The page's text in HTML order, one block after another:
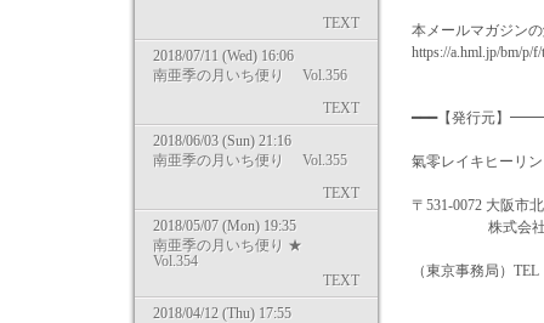
TEXT
2018/07/11 (Wed) 16:06
南亜季の月いち便り Vol.356
TEXT
2018/06/03 (Sun) 21:16
南亜季の月いち便り Vol.355
TEXT
2018/05/07 (Mon) 19:35
南亜季の月いち便り ★
Vol.354
TEXT
2018/04/12 (Thu) 17:55
本メールマガジン
https://a.hml.jp/bm/p/
━━━【発行元
氣零レイキヒー
〒531-0072 大阪市
株式会社マザ
（東京事務局）